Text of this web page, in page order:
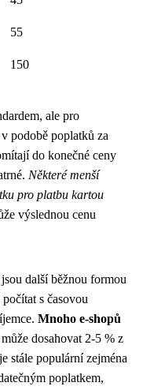
55
150
ale pro
podobě poplatků za
do konečné ceny
Některé menší
pro platbu kartou
výslednou cenu
další běžnou formou
s časovou
Mnoho e-shopů
dosahovat 2-5 % z
stále populární zejména
poplatkem,